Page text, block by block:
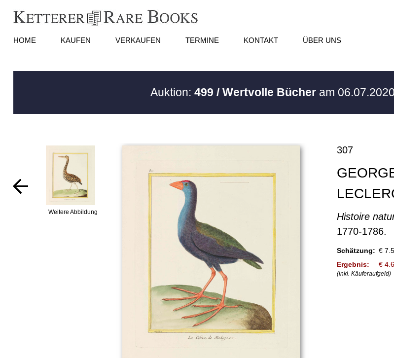
HOME KAUFEN VERKAUFEN TERMINE KONTAKT ÜBER UNS
Auktion: 499 / Wertvolle Bücheram
Weitere Abbildung
307
Histoire
1770-1786.
Schätzung: €
Ergebnis:
€
(inkl. Käuferaufgeld)